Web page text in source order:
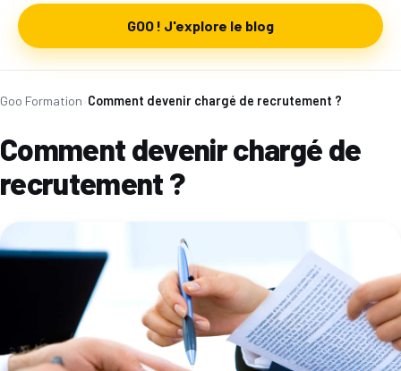
GOO ! J'explore le blog
Goo Formation Comment devenir chargé de recrutement ?
Comment devenir chargé de
recrutement ?